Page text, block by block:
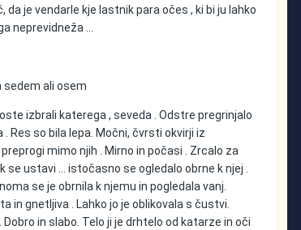
je vendarle kje lastnik para očes , ki bi ju lahko
neprevidneža …
sedem ali osem
izbrali katerega , seveda . Odstre pregrinjalo
Res so bila lepa. Močni, čvrsti okvirji iz
mimo njih . Mirno in počasi . Zrcalo za
ustavi … istočasno se ogledalo obrne k njej .
se je obrnila k njemu in pogledala vanj.
in gnetljiva . Lahko jo je oblikovala s čustvi.
in slabo. Telo ji je drhtelo od katarze in oči